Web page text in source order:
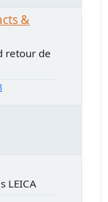
&
retour de
LEICA